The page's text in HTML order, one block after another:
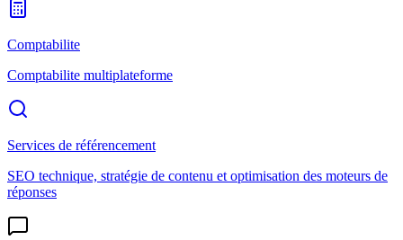
Comptabilite
Comptabilite multiplateforme
Services de référencement
SEO technique, stratégie de contenu et optimisation des moteurs de
réponses